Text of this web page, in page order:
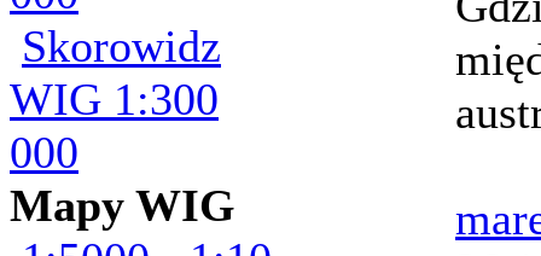
Skorowidz
WIG 1:300
000
Mapy WIG